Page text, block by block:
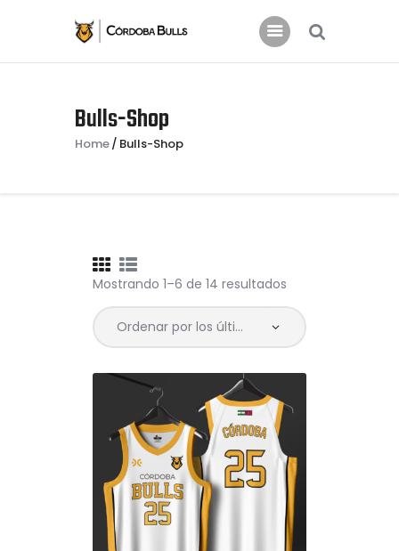
Bulls-Shop
Home Bulls-Shop
CLUB
TIENDA
INFO
Mostrando 1–6 de 14 resultados
por
últimos